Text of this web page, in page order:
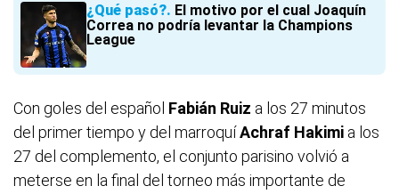
¿Qué pasó?
El motivo por el cual Joaquín
Correa no podría levantar la Champions
League
Con goles del español Fabián Ruiz a los 27 minutos
del primer tiempo y del marroquíAchraf Hakimi a los
27 del complemento, el conjunto parisino volvió a
meterse en la final del torneo más importante de